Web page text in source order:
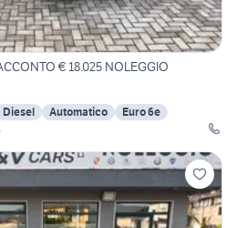
€ 18.025 NOLEGGIO
Diesel Automatico
Euro 6e